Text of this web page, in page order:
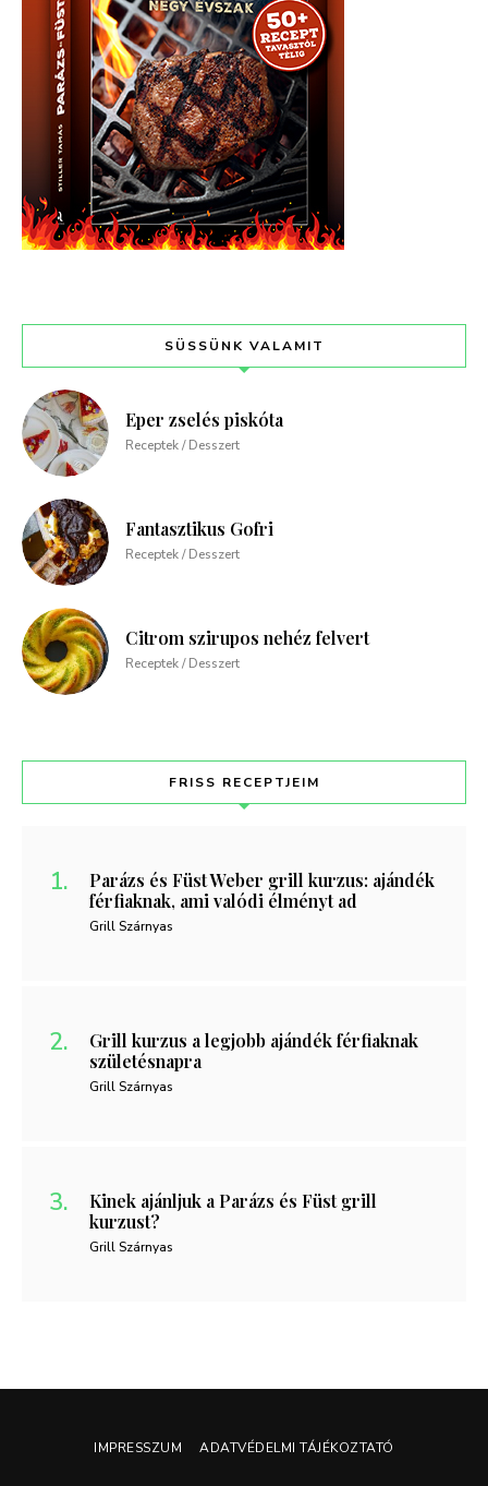
SÜSSÜNK VALAMIT
Eper zselés piskóta
Receptek / Desszert
Fantasztikus Gofri
Receptek / Desszert
Citrom szirupos nehéz felvert
Receptek / Desszert
FRISS RECEPTJEIM
Parázs és Füst Weber grill kurzus: ajándék
férfiaknak, ami valódi élményt ad
Grill Szárnyas
Grill kurzus a legjobb ajándék férfiaknak
születésnapra
Grill Szárnyas
Kinek ajánljuk a Parázs és Füst grill
kurzust?
Grill Szárnyas
IMPRESSZUM ADATVÉDELMI TÁJÉKOZTATÓ